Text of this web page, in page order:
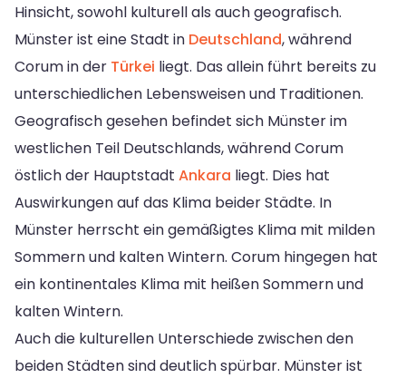
Hinsicht, sowohl kulturell als auch geografisch.
Münster ist eine Stadt in Deutschland, während
Corum in der Türkei liegt. Das allein führt bereits zu
unterschiedlichen Lebensweisen und Traditionen.
Geografisch gesehen befindet sich Münster im
westlichen Teil Deutschlands, während Corum
östlich der Hauptstadt Ankara liegt. Dies hat
Auswirkungen auf das Klima beider Städte. In
Münster herrscht ein gemäßigtes Klima mit milden
Sommern und kalten Wintern. Corum hingegen hat
ein kontinentales Klima mit heißen Sommern und
kalten Wintern.
Auch die kulturellen Unterschiede zwischen den
beiden Städten sind deutlich spürbar. Münster ist